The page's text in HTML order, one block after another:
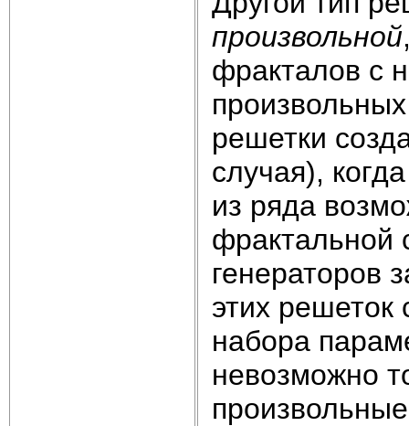
произвольной
фракталов с
решетки
случая),
из ряда
фрактальной
генераторов
этих
набора
невозможно